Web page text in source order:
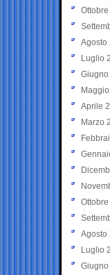
Agosto
Luglio
Giugno
Aprile
Marzo
Agosto
Luglio
Giugno